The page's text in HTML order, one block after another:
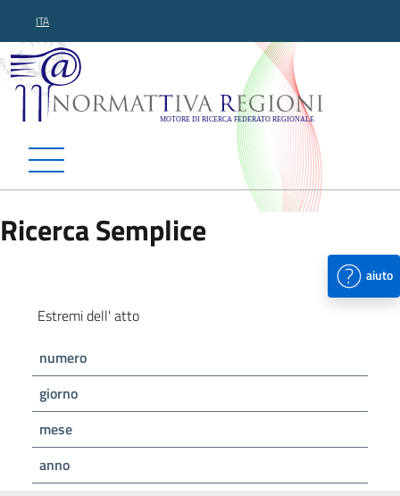
ITA
Normattiva Regioni -
Ricerca Semplice
aiuto
Estremi dell' atto
numero
giorno
mese
anno